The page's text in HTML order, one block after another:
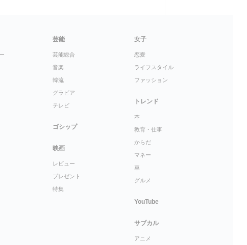
芸能
芸能総合
音楽
韓流
グラビア
テレビ
ゴシップ
映画
レビュー
プレゼント
特集
女子
恋愛
ライフスタイル
ファッション
トレンド
本
教育・仕事
からだ
マネー
車
グルメ
YouTube
サブカル
アニメ